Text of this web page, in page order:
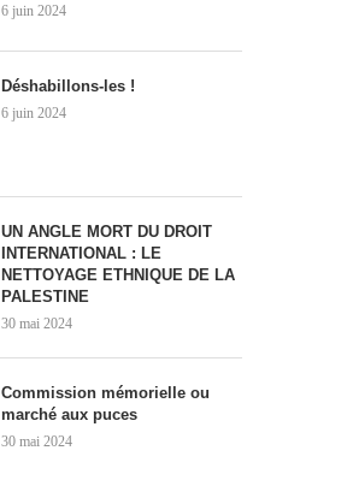
6 juin 2024
Déshabillons-les !
6 juin 2024
UN ANGLE MORT DU DROIT
INTERNATIONAL : LE
NETTOYAGE ETHNIQUE DE LA
PALESTINE
30 mai 2024
Commission mémorielle ou
marché aux puces
30 mai 2024